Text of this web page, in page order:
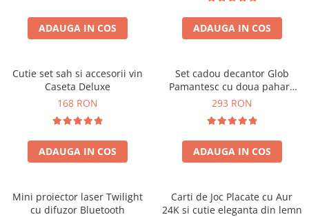
ADAUGA IN COS ADAUGA IN COS
Cutie set sah si accesorii vin
Caseta Deluxe
168 RON
ADAUGA IN COS
Set cadou decantor Glob
Pamantesc cu doua pahare
Deluxe
293 RON
ADAUGA IN COS
Mini proiector laser Twilight
cu difuzor Bluetooth
Carti de Joc Placate cu Aur
24K si cutie eleganta din lemn